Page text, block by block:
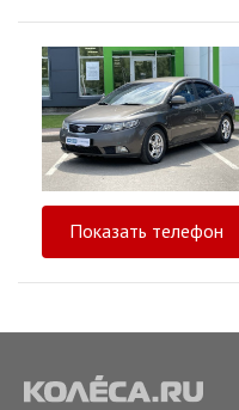
Показать телефон